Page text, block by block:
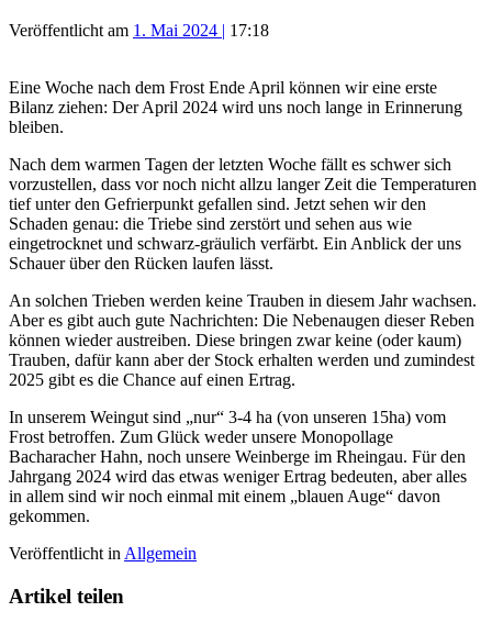
Veröffentlicht am 1. Mai 2024 | 17:18
Eine Woche nach dem Frost Ende April können wir eine erste
Bilanz ziehen: Der April 2024 wird uns noch lange in Erinnerung
bleiben.
Nach dem warmen Tagen der letzten Woche fällt es schwer sich
vorzustellen, dass vor noch nicht allzu langer Zeit die Temperaturen
tief unter den Gefrierpunkt gefallen sind. Jetzt sehen wir den
Schaden genau: die Triebe sind zerstört und sehen aus wie
eingetrocknet und schwarz-gräulich verfärbt. Ein Anblick der uns
Schauer über den Rücken laufen lässt.
An solchen Trieben werden keine Trauben in diesem Jahr wachsen.
Aber es gibt auch gute Nachrichten: Die Nebenaugen dieser Reben
können wieder austreiben. Diese bringen zwar keine (oder kaum)
Trauben, dafür kann aber der Stock erhalten werden und zumindest
2025 gibt es die Chance auf einen Ertrag.
In unserem Weingut sind „nur“ 3-4 ha (von unseren 15ha) vom
Frost betroffen. Zum Glück weder unsere Monopollage
Bacharacher Hahn, noch unsere Weinberge im Rheingau. Für den
Jahrgang 2024 wird das etwas weniger Ertrag bedeuten, aber alles
in allem sind wir noch einmal mit einem „blauen Auge“ davon
gekommen.
Veröffentlicht inAllgemein
Artikel teilen